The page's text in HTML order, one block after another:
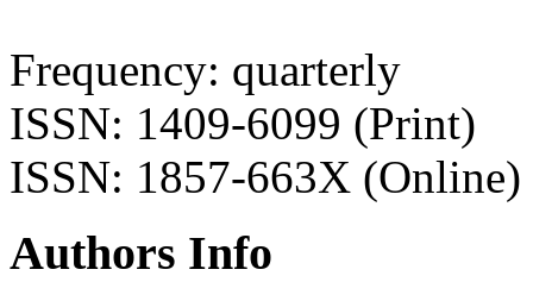
Frequency: quarterly
ISSN: 1409-6099 (Print)
ISSN: 1857-663X (Online)
Authors Info